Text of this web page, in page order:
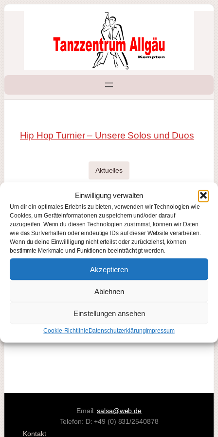
Einwilligung verwalten
Um dir ein optimales Erlebnis zu bieten, verwenden wir Technologien wie
Cookies, um Geräteinformationen zu speichern und/oder darauf
zuzugreifen. Wenn du diesen Technologien zustimmst, können wir Daten
wie das Surfverhalten oder eindeutige IDs auf dieser Website verarbeiten.
Wenn du deine Einwillligung nicht erteilst oder zurückziehst, können
bestimmte Merkmale und Funktionen beeinträchtigt werden.
Akzeptieren
Ablehnen
Einstellungen ansehen
Cookie-RichtlinieDatenschutzerklärungImpressum
Zum
Hip Hop Turnier – Unsere Solos und Duos
Aktuelles
Formationen
Solos und Duos
Erfolge
Email:salsa@web.de
Telefon: D: +49 (0) 831/2540878
Kontakt